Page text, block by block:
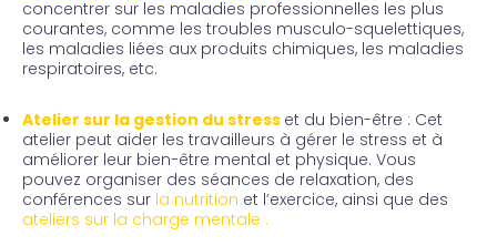
concentrer sur les maladies professionnelles les plus
courantes, comme les troubles musculo-squelettiques,
les maladies liées aux produits chimiques, les maladies
respiratoires, etc.
Atelier sur la gestion du stress et du bien-être : Cet
atelier peut aider les travailleurs à gérer le stress et à
améliorer leur bien-être mental et physique. Vous
pouvez organiser des séances de relaxation, des
conférences sur la nutrition et l’exercice, ainsi que des
ateliers sur la charge mentale .